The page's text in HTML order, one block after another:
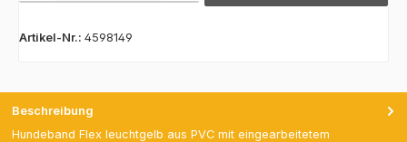
Artikel-Nr.: 4598149
Beschreibung
Hundeband Flex leuchtgelb aus PVC mit eingearbeitetem